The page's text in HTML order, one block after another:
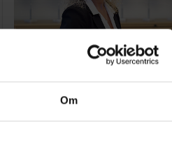
Om
KUNDTJÄNST
010-45 00 200​